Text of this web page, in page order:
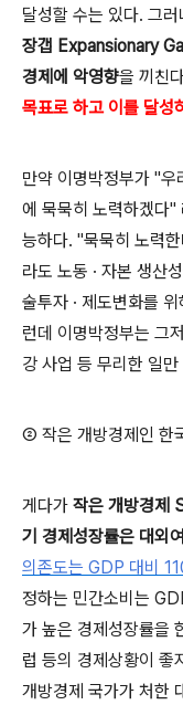
달성할 수는 있다. 그러
장갭 Expansionary
경제에 악영향을 끼친
목표로 하고 이를 달성
만약 이명박정부가 "우
에 묵묵히 노력하겠다"
능하다. "묵묵히 노력
라도 노동 · 자본 생산
술투자 · 제도변화를
런데 이명박정부는 그
강 사업 등 무리한 일만
② 작은 개방경제인 한
게다가 작은 개방경제
기 경제성장률은 대외
의존도는 GDP 대비
정하는 민간소비는
가 높은 경제성장률을
럽 등의 경제상황이 좋
개방경제 국가가 처한